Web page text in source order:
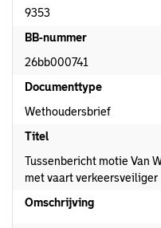
9353
BB-nummer
26bb000741
Documenttype
Wethoudersbrief
Titel
Tussenbericht motie Van
met vaart verkeersveiliger
Omschrijving